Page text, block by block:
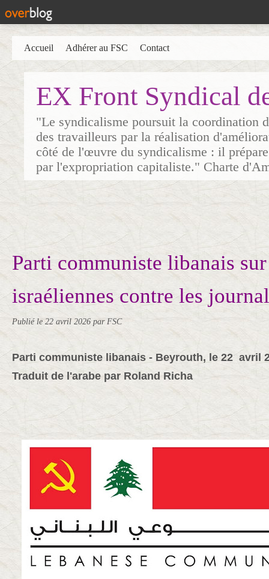
EX Front Syndical
"Le syndicalisme poursuit la coordination
des travailleurs par la réalisation
côté de l'œuvre du syndicalisme : il
par l'expropriation capitaliste." Charte
Accueil Adhérer au FSC Contact
Parti communiste libanais
israéliennes contre les
Publié le 22 avril 2026 par FSC
Parti communiste libanais - Beyrouth, le 22 avril
Traduit de l'arabe par Roland Richa